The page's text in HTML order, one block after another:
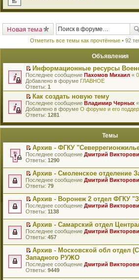
Новая тема
Отметить все темы как прочтённые• 92
Объявления
П
е
р
е
й
т
и
к
е
о
м
у
н
е
п
р
о
и
т
а
н
н
о
м
у
с
о
о
б
щ
Информационные ресурсы
Последнее сообщение Пахомов Михаил «
Добавлено в форуме ГЛАВНОЕ
Ответы: 1
П
е
р
й
к
п
е
р
в
о
м
у
е
п
р
о
ч
и
т
а
н
н
о
м
у
с
Как создать новую тему
Последнее сообщение Владимир Черных «
Добавлено в форуме О форуме и его
Ответы: 1281
Темы
П
е
е
й
т
и
к
п
е
р
в
о
м
у
е
п
р
о
ч
и
Архив - ФГКУ
Последнее сообщение Дмитрий
Ответы: 1290
П
е
е
й
т
и
к
п
е
р
в
о
м
у
н
е
Архив - Смоленское отделение
Последнее сообщение Дмитрий
Ответы: 79
П
е
е
й
т
и
к
п
е
р
в
Архив - Воронеж 2 отдел ФГКУ
Последнее сообщение Дмитрий
Ответы: 1138
П
е
е
й
т
и
к
п
Архив - Самарский отдел
Последнее сообщение Дмитрий
Ответы: 457
П
е
р
е
Архив - Московской обл отдел
Западного РУЖО
Последнее сообщение Дмитрий
Ответы: 9449